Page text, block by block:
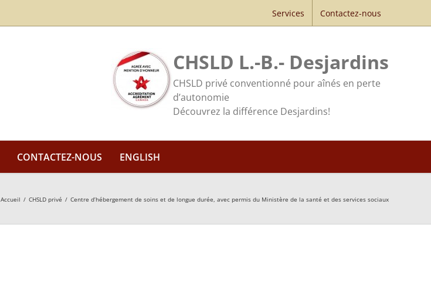
Services Contactez-nous
CHSLD L.-B.- Desjardins
CHSLD privé conventionné pour aînés en perte
d’autonomie
Découvrez la différence Desjardins!
CONTACTEZ-NOUS ENGLISH
Accueil / CHSLD privé / Centre d’hébergement de soins et de longue durée, avec permis du Ministère de la santé et des services sociaux